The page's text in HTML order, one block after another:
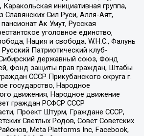
инициативная группа,
Сил Руси, Алля-Аят,
Ак Умут, Русская
уголовное единство,
Нация и свобода, W.H.С., Фалунь
Патриотический клуб-
державный союз, Фонд
Фонд защиты прав граждан, Штабы
СССР Прикубанского округа г.
государство, Народное
движения, Народное движение
граждан РСФСР СССР
Проект Штурм, Граждане СССР,
Светлых Родов, Совет Советских
Meta Platforms Inc, Facebook,